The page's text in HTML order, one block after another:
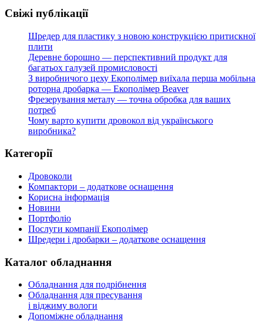
Свіжі публікації
Шредер для пластику з новою конструкцією притискної
плити
Деревне борошно — перспективний продукт для
багатьох галузей промисловості
З виробничого цеху Екополімер виїхала перша мобільна
роторна дробарка — Екополімер Beaver
Фрезерування металу — точна обробка для ваших
потреб
Чому варто купити дровокол від українського
виробника?
Категорії
Дровоколи
Компактори – додаткове оснащення
Корисна інформація
Новини
Портфоліо
Послуги компанії Екополімер
Шредери і дробарки – додаткове оснащення
Каталог обладнання
Обладнання для подрібнення
Обладнання для пресування
і віджиму вологи
Допоміжне обладнання